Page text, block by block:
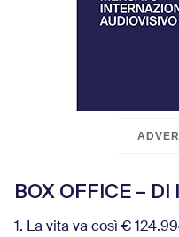
BOX OFFICE – DI
1. La vita va così €